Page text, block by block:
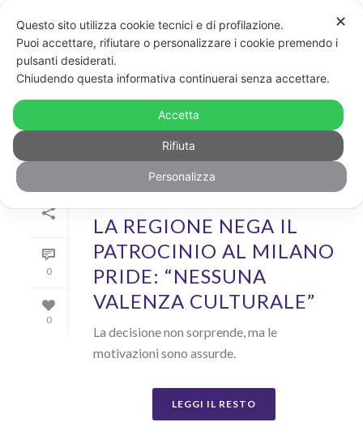
ARCHIVIO
0
0
LA REGIONE NEGA IL
PATROCINIO AL MILANO
PRIDE: “NESSUNA
VALENZA CULTURALE”
La decisione non sorprende, ma le
motivazioni sono assurde.
LEGGI IL RESTO
✕
Questo sito utilizza cookie tecnici e di profilazione.
Puoi accettare, rifiutare o personalizzare i cookie premendo i
pulsanti desiderati.
Chiudendo questa informativa continuerai senza accettare.
Accetta
Rifiuta
Personalizza